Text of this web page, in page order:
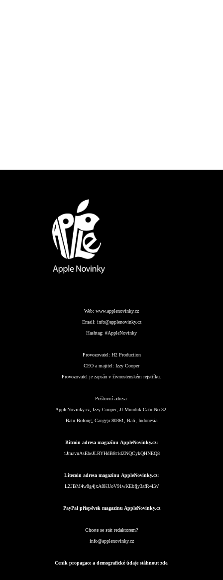
Web: www.applenovinky.cz
Email: info@applenovinky.cz
Hashtag: #AppleNovinky
Provozovatel: H2 Production
CEO a majitel: Izzy Cooper
Provozovatel je zapsán v živnostenském rejstříku.
Poštovní adresa:
AppleNovinky.cz, Izzy Cooper, Jl Munduk Catu No.32,
Batu Bolong, Canggu 80361, Bali, Indonesia
Bitcoin adresa magazínu AppleNovinky.cz:
1JmavnAsEbeJLRYHdB8t1dZNQCykQHNEQ8
Litecoin adresa magazínu AppleNovinky.cz:
LZJBM4w8g4jxA8KUoV91wKEbfjy3afR4LW
PayPal příspěvek magazínu AppleNovinky.cz
Chcete se stát redaktorem?
info@applenovinky.cz
Ceník propagace a demografické údaje stáhnout zde.